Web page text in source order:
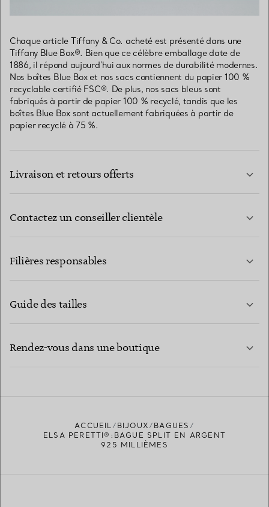
Chaque article Tiffany & Co. acheté est présenté dans une
Tiffany Blue Box®. Bien que ce célèbre emballage date de
1886, il répond aujourd’hui aux normes de durabilité modernes.
Nos boîtes Blue Box et nos sacs contiennent du papier 100 %
recyclable certifié FSC®. De plus, nos sacs bleus sont
fabriqués à partir de papier 100 % recyclé, tandis que les
boîtes Blue Box sont actuellement fabriquées à partir de
papier recyclé à 75 %.
Livraison et retours offerts
Contactez un conseiller clientèle
Filières responsables
Guide des tailles
Rendez-vous dans une boutique
TROUVEZ LA BOUTIQUE LA PLUS PROCHE
ACCUEIL BIJOUX
BAGUES
ELSA PERETTI®:BAGUE SPLIT EN ARGENT
925 MILLIÈMES